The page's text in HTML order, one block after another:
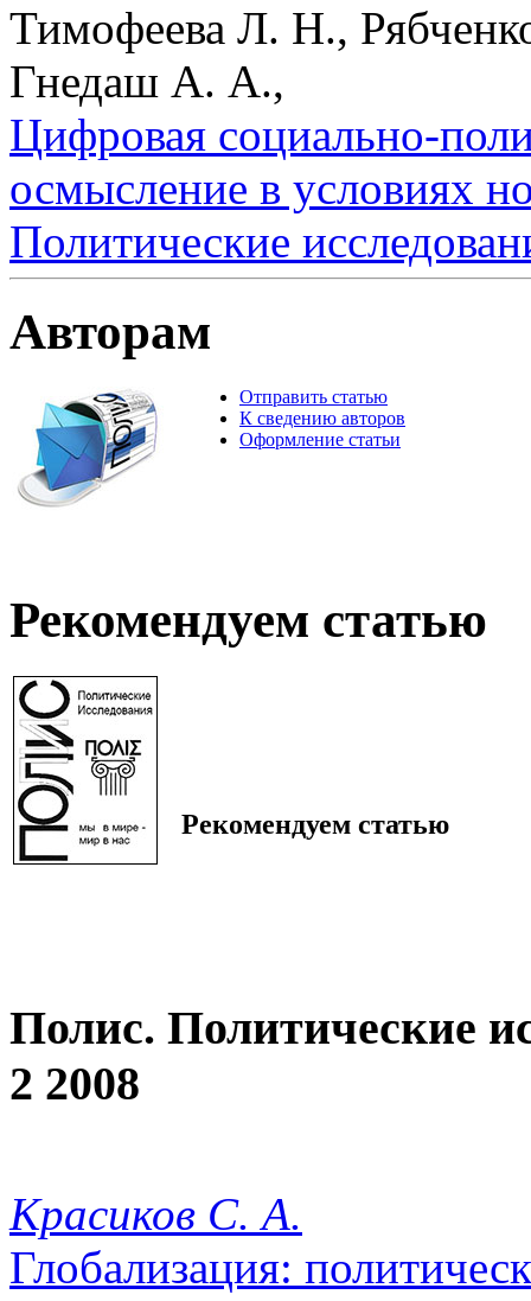
Тимофеева Л. Н.,
Гнедаш А. А.,
Цифровая социально-
осмысление в условиях
Политические
Авторам
Отправить статью
К сведению авторов
Оформление статьи
Рекомендуем статью
Рекомендуем статью
Полис. Политические
2 2008
Красиков С. А.
Глобализация: